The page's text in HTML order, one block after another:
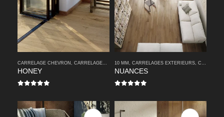
CARRELAGE CHEVRON CARRELAGES INTERIEURS ,IMITATION PARQUETS ,PARQUETS
HONEY
10 MM CARRELAGES EXTERIEURS CARRELAGES INTERIEURS
NUANCES